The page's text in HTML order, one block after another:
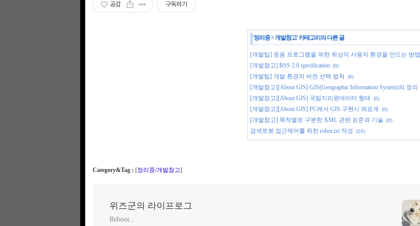
공감 구독하기
'정리중>개발참고' 카테고리의 다른 글
[개발팁] 응용 프로그램을 위한 최상의 사용자 환경을 만드는 방법
[개발참고] RSS 2.0 specification (0)
[개발팁] 개발 환경의 버전 선택 법칙 (0)
[개발참고][About GIS] GIS(Geographic Information System)의 정의
[개발참고][About GIS] 국립지리원데이터 형태 (0)
[개발참고][About GIS] PC에서 GIS 구현시 좌표계 (0)
[개발참고] 목적별로 구분한 XML 관련 표준과 기술 (0)
검색로봇 접근제어를 위한 robot.txt 작성 (16)
Category&Tag : [정리중/개발참고]
위즈군의 라이프로그
Reboot...